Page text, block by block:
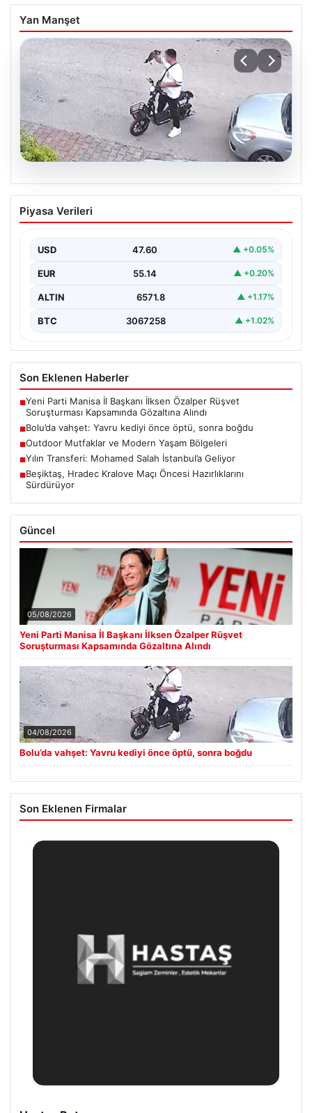
Yan Manşet
Bolu’da vahşet: Yavru kediyi önce öptü,
sonra boğdu
Ardından Telef Etti", "content": "Bolu'nun Beşkavaklar…
Piyasa Verileri
USD 47.60 ▲ +0.05%
EUR 55.14 ▲ +0.20%
ALTIN 6571.8 ▲ +1.17%
BTC 3067258 ▲ +1.02%
Son Eklenen Haberler
■Yeni Parti Manisa İl Başkanı İlksen Özalper Rüşvet
Soruşturması Kapsamında Gözaltına Alındı
■Bolu’da vahşet: Yavru kediyi önce öptü, sonra boğdu
■Outdoor Mutfaklar ve Modern Yaşam Bölgeleri
■Yılın Transferi: Mohamed Salah İstanbul’a Geliyor
■Beşiktaş, Hradec Kralove Maçı Öncesi Hazırlıklarını
Sürdürüyor
Güncel
05/08/2026
Yeni Parti Manisa İl Başkanı İlksen Özalper Rüşvet
Soruşturması Kapsamında Gözaltına Alındı
04/08/2026
Bolu’da vahşet: Yavru kediyi önce öptü, sonra boğdu
Son Eklenen Firmalar